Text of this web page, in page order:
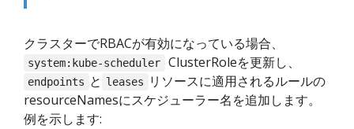
クラスターでRBACが有効になっている場合、
system:kube-scheduler ClusterRoleを更新し、
endpoints と leases
リソースに適用されるルールの
resourceNamesにスケジューラー名を追加します。
例を示します: